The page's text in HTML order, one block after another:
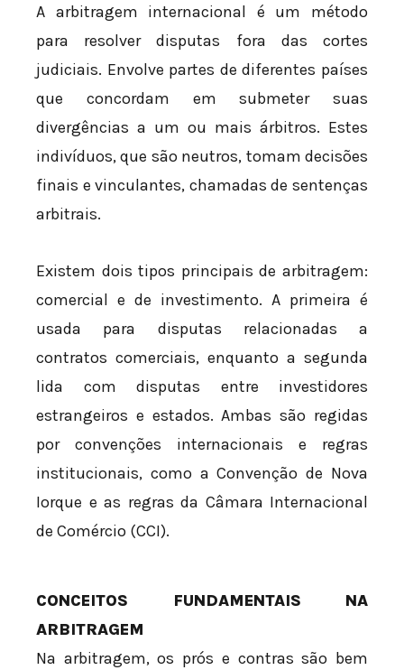
A arbitragem internacional é um método
para resolver disputas fora das cortes
judiciais. Envolve partes de diferentes países
que concordam em submeter suas
divergências a um ou mais árbitros. Estes
indivíduos, que são neutros, tomam decisões
finais e vinculantes, chamadas de sentenças
arbitrais.
Existem dois tipos principais de arbitragem:
comercial e de investimento. A primeira é
usada para disputas relacionadas a
contratos comerciais, enquanto a segunda
lida com disputas entre investidores
estrangeiros e estados. Ambas são regidas
por convenções internacionais e regras
institucionais, como a Convenção de Nova
Iorque e as regras da Câmara Internacional
de Comércio (CCI).
CONCEITOS FUNDAMENTAIS NA
ARBITRAGEM
Na arbitragem, os prós e contras são bem